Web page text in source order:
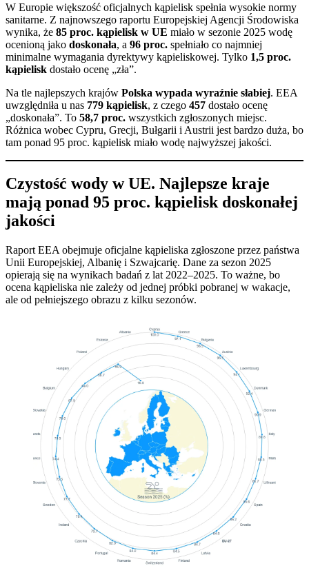
W Europie większość oficjalnych kąpielisk spełnia wysokie normy
sanitarne. Z najnowszego raportu Europejskiej Agencji Środowiska
wynika, że 85 proc. kąpielisk w UE miało w sezonie 2025 wodę
ocenioną jako doskonała, a 96 proc. spełniało co najmniej
minimalne wymagania dyrektywy kąpieliskowej. Tylko 1,5 proc.
kąpielisk dostało ocenę „zła”.
Na tle najlepszych krajów Polska wypada wyraźnie słabiej. EEA
uwzględniła u nas 779 kąpielisk, z czego 457 dostało ocenę
„doskonała”. To 58,7 proc. wszystkich zgłoszonych miejsc.
Różnica wobec Cypru, Grecji, Bułgarii i Austrii jest bardzo duża, bo
tam ponad 95 proc. kąpielisk miało wodę najwyższej jakości.
Czystość wody w UE. Najlepsze kraje
mają ponad 95 proc. kąpielisk doskonałej
jakości
Raport EEA obejmuje oficjalne kąpieliska zgłoszone przez państwa
Unii Europejskiej, Albanię i Szwajcarię. Dane za sezon 2025
opierają się na wynikach badań z lat 2022–2025. To ważne, bo
ocena kąpieliska nie zależy od jednej próbki pobranej w wakacje,
ale od pełniejszego obrazu z kilku sezonów.